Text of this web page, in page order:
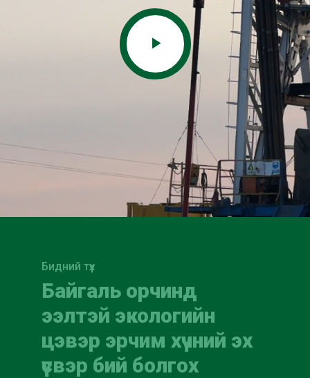
Бидний түүх
Байгаль орчинд
ээлтэй экологийн
цэвэр эрчим хүчний эх
үүсвэр бий болгох